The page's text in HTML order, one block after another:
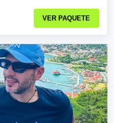
VER PAQUETE